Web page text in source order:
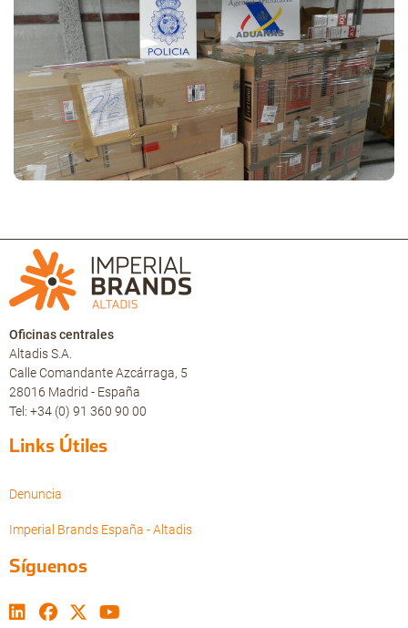
Oficinas centrales
Altadis S.A.
Calle Comandante Azcárraga, 5
28016 Madrid - España
Tel: +34 (0) 91 360 90 00
Links Útiles
Denuncia
Imperial Brands España - Altadis
Síguenos